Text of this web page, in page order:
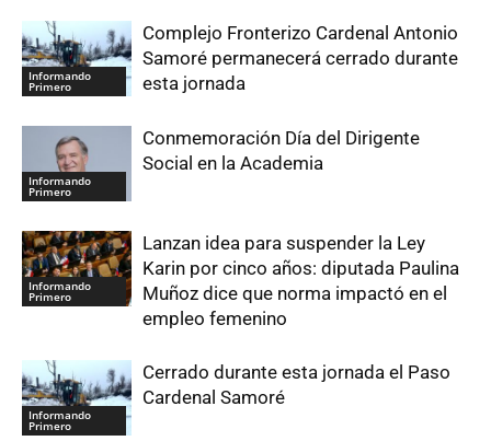
Informando
Primero
Complejo Fronterizo Cardenal Antonio
Samoré permanecerá cerrado durante
esta jornada
Informando
Primero
Conmemoración Día del Dirigente
Social en la Academia
Informando
Primero
Lanzan idea para suspender la Ley
Karin por cinco años: diputada Paulina
Muñoz dice que norma impactó en el
empleo femenino
Informando
Primero
Cerrado durante esta jornada el Paso
Cardenal Samoré